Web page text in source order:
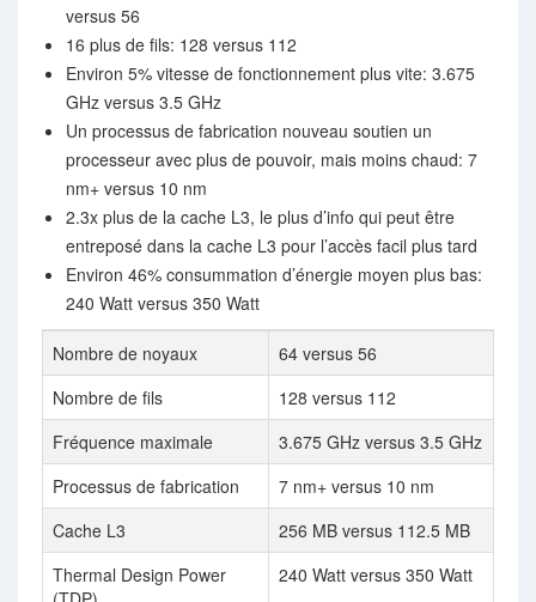
versus 56
16 plus de fils: 128 versus 112
Environ 5% vitesse de fonctionnement plus vite: 3.675
GHz versus 3.5 GHz
Un processus de fabrication nouveau soutien un
processeur avec plus de pouvoir, mais moins chaud: 7
nm+ versus 10 nm
2.3x plus de la cache L3, le plus d’info qui peut être
entreposé dans la cache L3 pour l’accès facil plus tard
Environ 46% consummation d’énergie moyen plus bas:
240 Watt versus 350 Watt
Nombre de noyaux
64 versus 56
Nombre de fils
128 versus 112
Fréquence maximale
3.675 GHz versus 3.5 GHz
Processus de fabrication
7 nm+ versus 10 nm
Cache L3
256 MB versus 112.5 MB
Thermal Design Power
240 Watt versus 350 Watt